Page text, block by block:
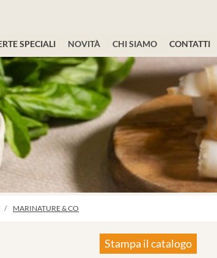
SPECIALI NOVITÀ CHI SIAMO CONTATTI
MARINATURE & CO
Stampa il catalogo